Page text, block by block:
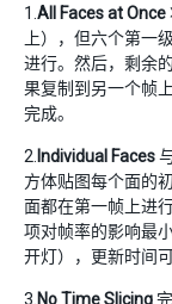
1. All Faces at Once
上），但六个第一
进行。然后，剩余
果复制到另一个帧
完成。
2. Individual Faces
方体贴图每个面的
面都在第一帧上进
项对帧率的影响最
开灯），更新时间
3. No Time Slicing